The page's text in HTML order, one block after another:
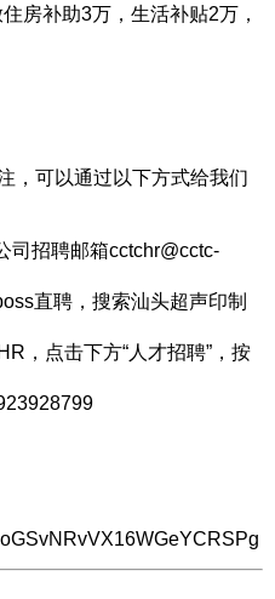
房补助3万，生活补贴2万，
，可以通过以下方式给我们
司招聘邮箱cctchr@cctc-
直聘，搜索汕头超声印制
，点击下方“人才招聘”，按